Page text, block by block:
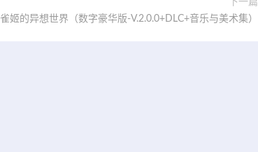
下一篇
雀姬的异想世界（数字豪华版-V.2.0.0+DLC+音乐与美术集）